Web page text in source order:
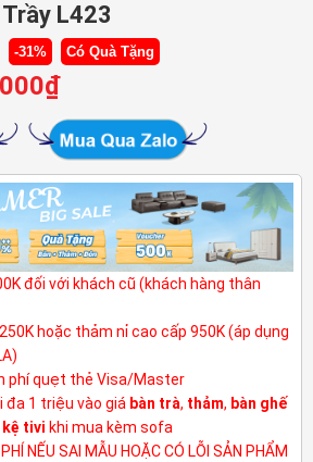
L423
-31% Có Quà Tặng
₫
đối với khách cũ (khách hàng thân
hoặc thảm nỉ cao cấp 950K (áp dụng
phí quẹt thẻ Visa/Master
đa 1 triệu vào giá bàn trà, thảm, bàn ghế
kệ tivi khi mua kèm sofa
NẾU SAI MẪU HOẶC CÓ LỖI SẢN PHẨM